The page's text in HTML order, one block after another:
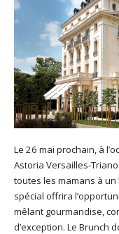
Le 26 mai prochain, à
Astoria Versailles-
toutes les mamans à
spécial offrira
mêlant gourmandise,
d’exception. Le Brunch